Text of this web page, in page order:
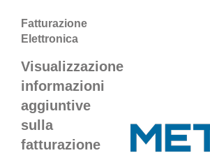
Fatturazione
Elettronica
Visualizzazione
informazioni
aggiuntive
sulla
fatturazione